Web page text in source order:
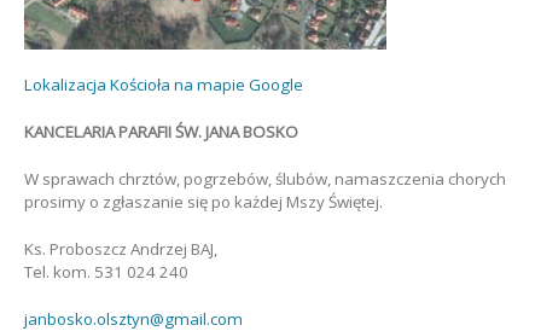
Lokalizacja Kościoła na mapie Google
KANCELARIA PARAFII ŚW. JANA BOSKO
W sprawach chrztów, pogrzebów, ślubów, namaszczenia chorych
prosimy o zgłaszanie się po każdej Mszy Świętej.
Ks. Proboszcz Andrzej BAJ,
Tel. kom. 531 024 240
janbosko.olsztyn@gmail.com